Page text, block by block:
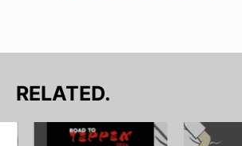
RELATED.